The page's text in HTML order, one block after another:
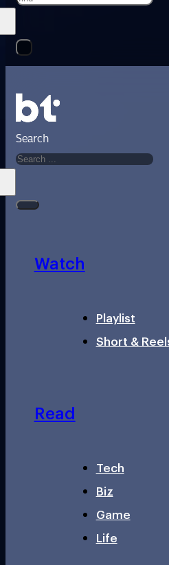
Search
Watch
Playlist
Short &
Read
Tech
Biz
Game
Life